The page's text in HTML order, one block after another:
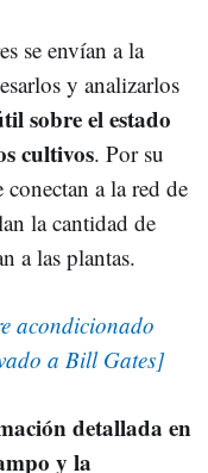
se envían a la
y analizarlos
sobre el estado
cultivos. Por su
a la red de
la cantidad de
a las plantas.
acondicionado
a Bill Gates]
detallada en
y la